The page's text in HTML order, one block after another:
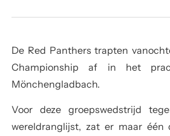
De Red Panthers trapten
Championship af in het
Mönchengladbach.
Voor deze groepswedstrijd
wereldranglijst, zat er maar één